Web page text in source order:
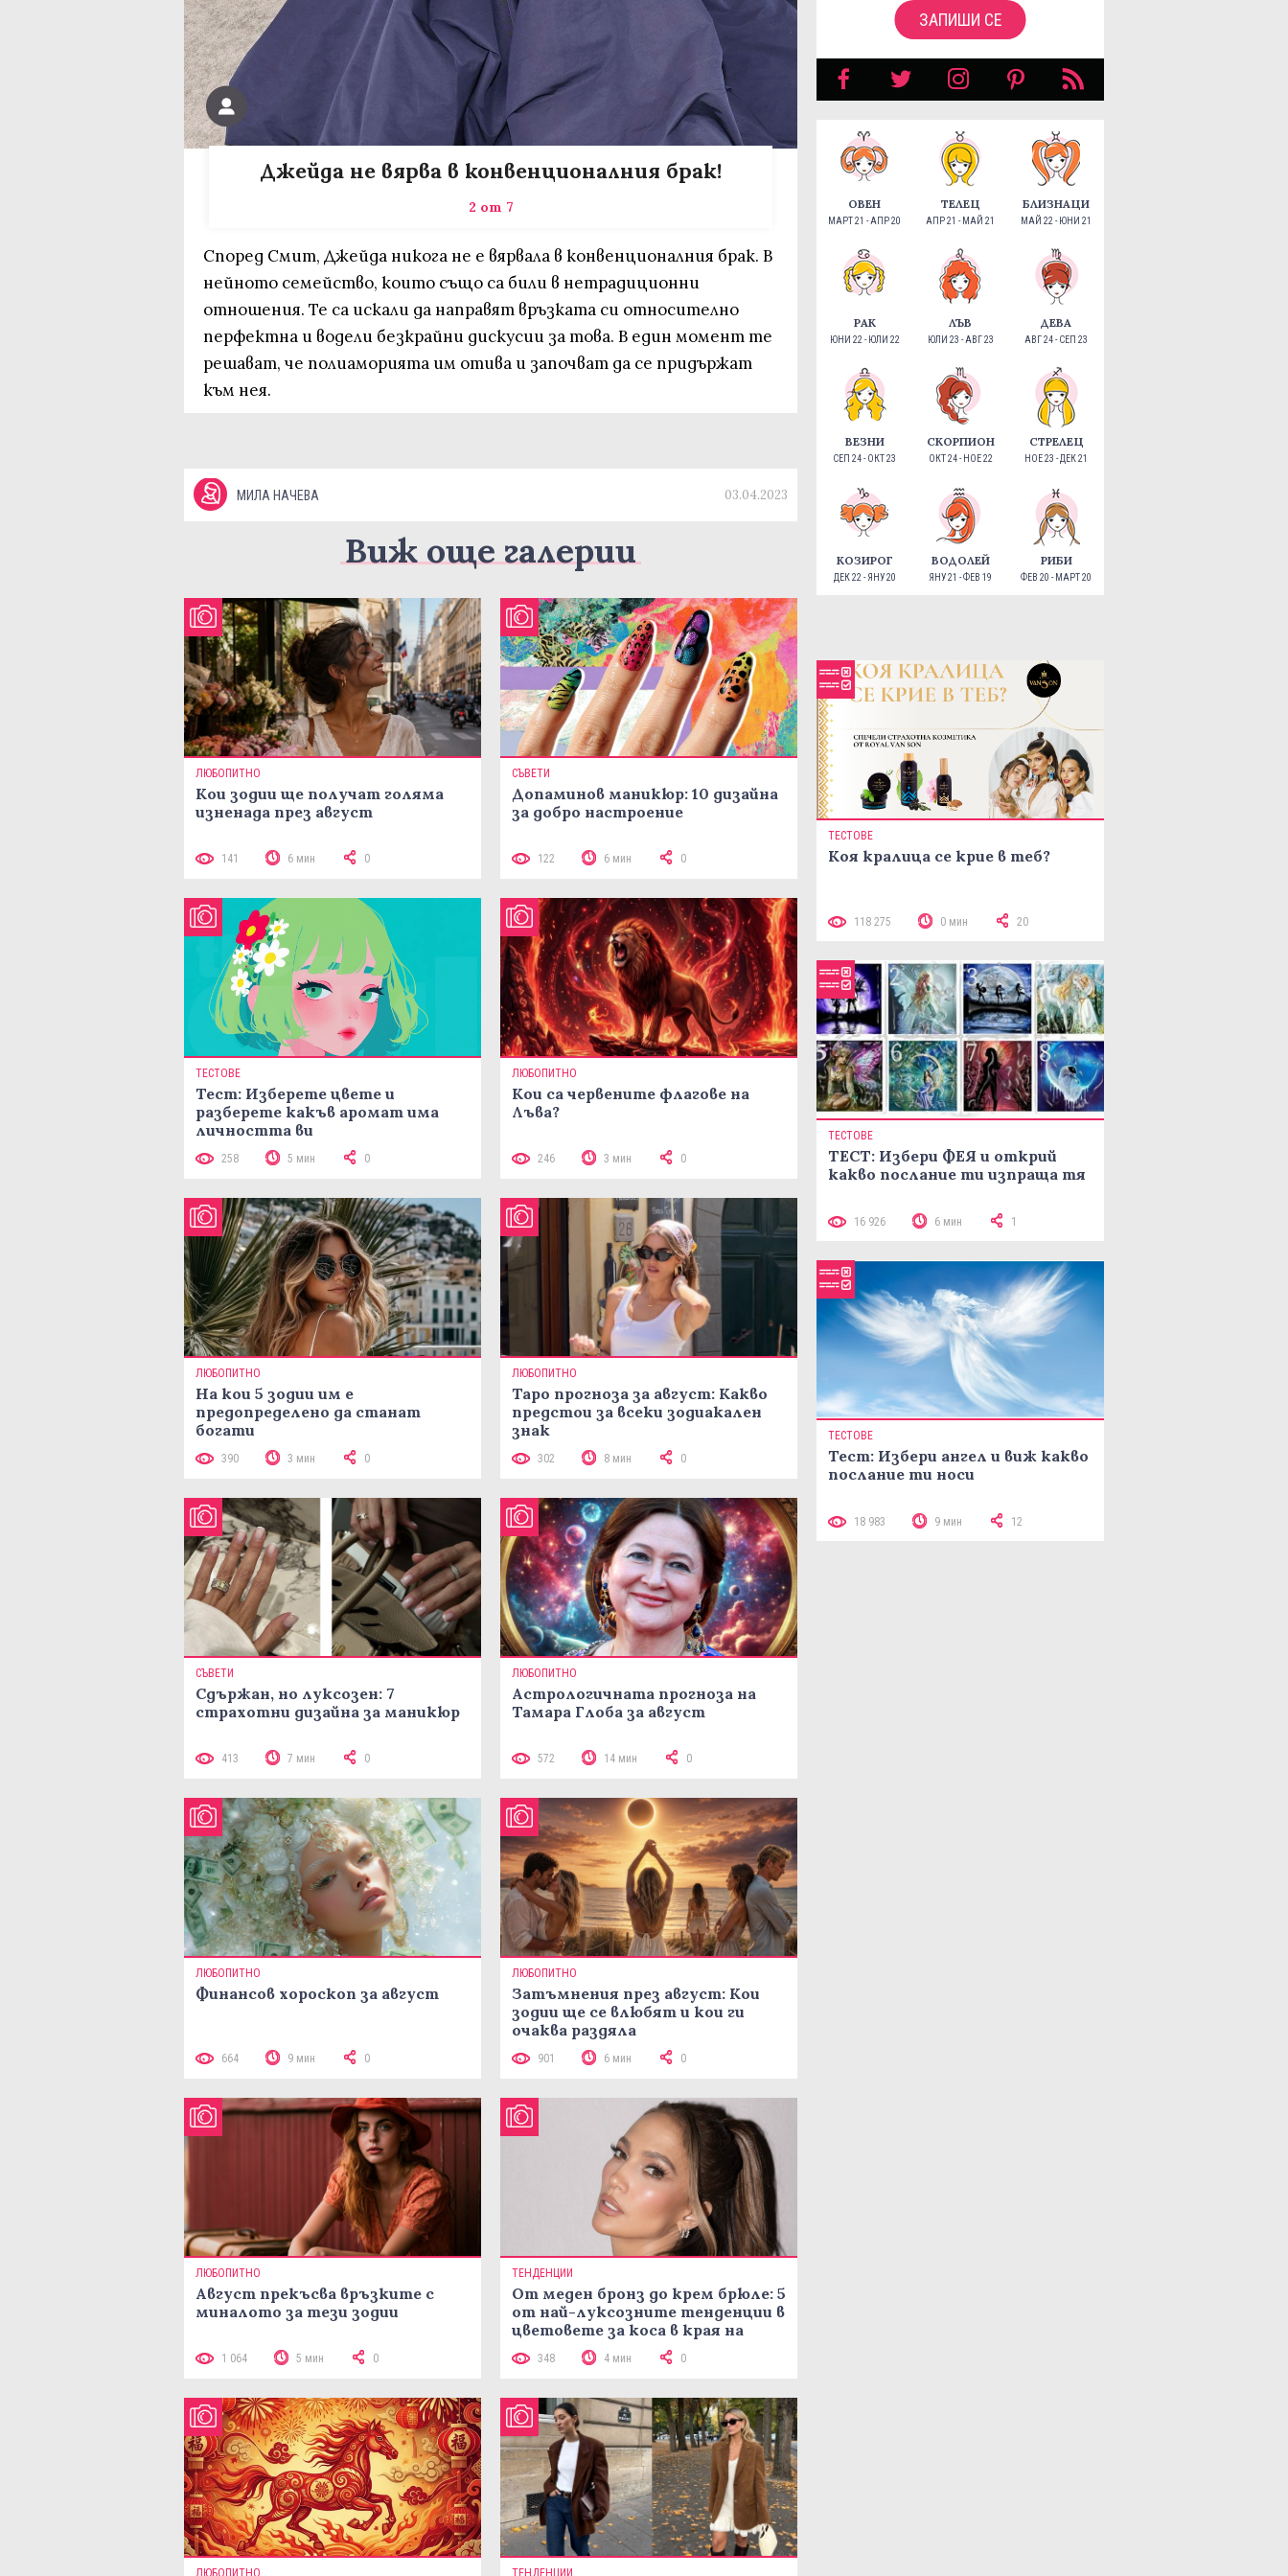
Джейда не вярва в конвенционалния брак!
2 от 7
Според Смит, Джейда никога не е вярвала в конвенционалния брак. В
нейното семейство, които също са били в нетрадиционни
отношения. Те са искали да направят връзката си относително
перфектна и водели безкрайни дискусии за това. В един момент те
решават, че полиаморията им отива и започват да се придържат
към нея.
МИЛА НАЧЕВА 03.04.2023
Виж още галерии
ЛЮБОПИТНО
Кои зодии ще получат голяма
изненада през август
141 6 мин 0
СЪВЕТИ
Допаминов маникюр: 10 дизайна
за добро настроение
122 6 мин 0
ТЕСТОВЕ
Тест: Изберете цвете и
разберете какъв аромат има
личността ви
258 5 мин 0
ЛЮБОПИТНО
Кои са червените флагове на
Лъва?
246 3 мин 0
ЛЮБОПИТНО
На кои 5 зодии им е
предопределено да станат
богати
390 3 мин 0
ЛЮБОПИТНО
Таро прогноза за август: Какво
предстои за всеки зодиакален
знак
302 8 мин 0
СЪВЕТИ
Сдържан, но луксозен: 7
страхотни дизайна за маникюр
413 7 мин 0
ЛЮБОПИТНО
Астрологичната прогноза на
Тамара Глоба за август
572 14 мин 0
ЛЮБОПИТНО
Финансов хороскоп за август
664 9 мин 0
ЛЮБОПИТНО
Затъмнения през август: Кои
зодии ще се влюбят и кои ги
очаква раздяла
901 6 мин 0
ЛЮБОПИТНО
Август прекъсва връзките с
миналото за тези зодии
1 064 5 мин 0
ТЕНДЕНЦИИ
От меден бронз до крем брюле: 5
от най-луксозните тенденции в
цветовете за коса в края на
348 4 мин 0
ЛЮБОПИТНО ТЕНДЕНЦИИ
ЗАПИШИ СЕ
ОВЕН
МАРТ 21 - АПР 20
ТЕЛЕЦ
АПР 21 - МАЙ 21
БЛИЗНАЦИ
МАЙ 22 - ЮНИ 21
РАК
ЮНИ 22 - ЮЛИ 22
ЛЪВ
ЮЛИ 23 - АВГ 23
ДЕВА
АВГ 24 - СЕП 23
ВЕЗНИ
СЕП 24 - ОКТ 23
СКОРПИОН
ОКТ 24 - НОЕ 22
СТРЕЛЕЦ
НОЕ 23 - ДЕК 21
КОЗИРОГ
ДЕК 22 - ЯНУ 20
ВОДОЛЕЙ
ЯНУ 21 - ФЕВ 19
РИБИ
ФЕВ 20 - МАРТ 20
ТЕСТОВЕ
Коя кралица се крие в теб?
118 275 0 мин 20
ТЕСТОВЕ
ТЕСТ: Избери ФЕЯ и открий
какво послание ти изпраща тя
16 926 6 мин 1
ТЕСТОВЕ
Тест: Избери ангел и виж какво
послание ти носи
18 983 9 мин 12